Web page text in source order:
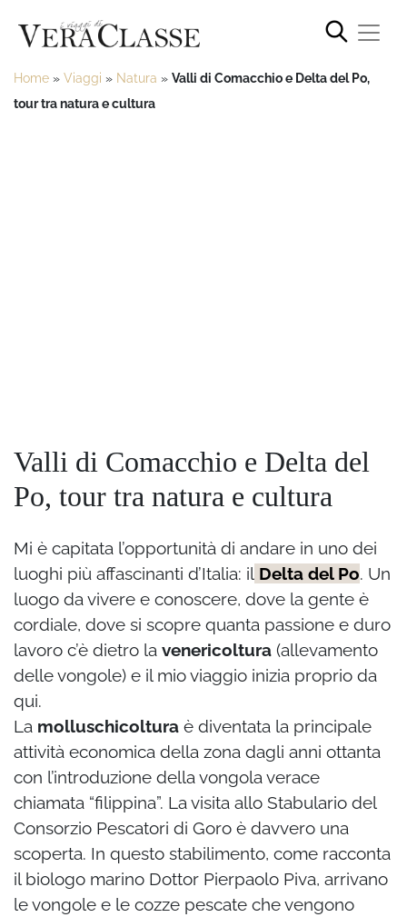
Home » Viaggi » Natura » Valli di Comacchio e Delta del Po,
tour tra natura e cultura
Valli di Comacchio e Delta del
Po, tour tra natura e cultura
Mi è capitata l’opportunità di andare in uno dei
luoghi più affascinanti d’Italia: il Delta del Po. Un
luogo da vivere e conoscere, dove la gente è
cordiale, dove si scopre quanta passione e duro
lavoro c’è dietro la venericoltura (allevamento
delle vongole) e il mio viaggio inizia proprio da
qui.
La molluschicoltura è diventata la principale
attività economica della zona dagli anni ottanta
con l’introduzione della vongola verace
chiamata “filippina”. La visita allo Stabulario del
Consorzio Pescatori di Goro è davvero una
scoperta. In questo stabilimento, come racconta
il biologo marino Dottor Pierpaolo Piva, arrivano
le vongole e le cozze pescate che vengono